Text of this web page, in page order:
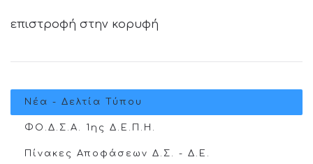
επιστροφή στην κορυφή
Νέα - Δελτία Τύπου
ΦΟ.Δ.Σ.Α. 1ης Δ.Ε.Π.Η.
Πίνακες Αποφάσεων Δ.Σ. - Δ.Ε.